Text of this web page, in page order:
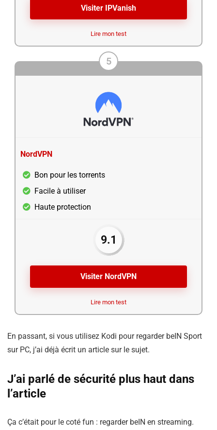
Visiter IPVanish
Lire mon test
5
NordVPN
Bon pour les torrents
Facile à utiliser
Haute protection
9.1
Visiter NordVPN
Lire mon test
En passant, si vous utilisez Kodi pour regarder beIN Sport
sur PC, j’ai déjà écrit un article sur le sujet.
J’ai parlé de sécurité plus haut dans
l’article
Ça c’était pour le coté fun : regarder beIN en streaming.